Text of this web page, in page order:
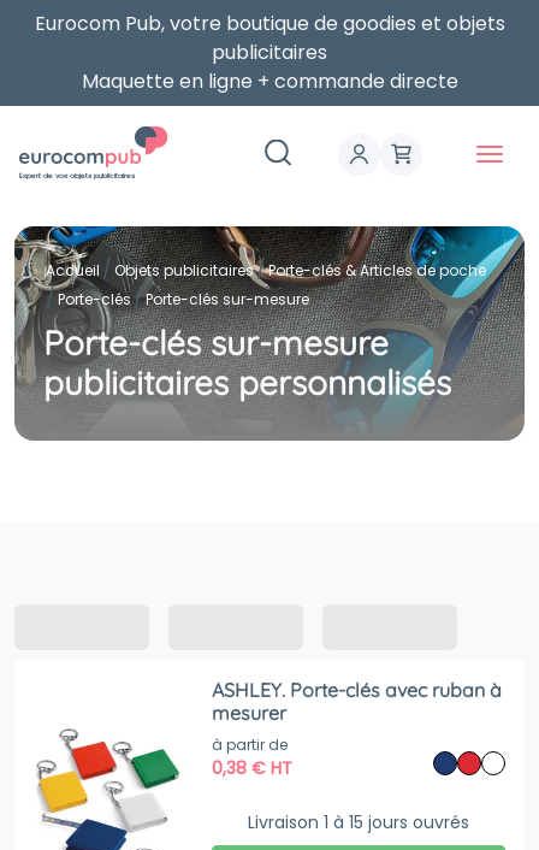
Eurocom Pub, votre boutique de goodies et objets
publicitaires
Maquette en ligne + commande directe
Expert de vos objets publicitaires
Accueil Objets publicitaires
Porte-clés & Articles de poche
Porte-clés
Porte-clés sur-mesure
Porte-clés sur-mesure
publicitaires personnalisés
ASHLEY. Porte-clés avec ruban à
mesurer
à partir de
0,38€ HT
Livraison 1 à 15 jours ouvrés